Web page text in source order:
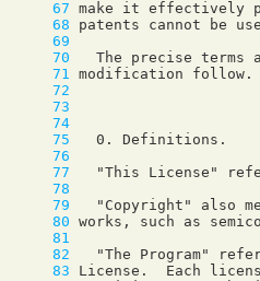
     67
     68
     69
     70
     71
     72
     73
     74
     75
     76
     77
     78
     79
     80
     81
     82
     83